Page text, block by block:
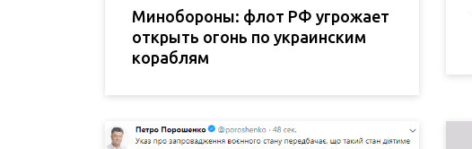
Минобороны: флот РФ угрожает
открыть огонь по украинским
кораблям